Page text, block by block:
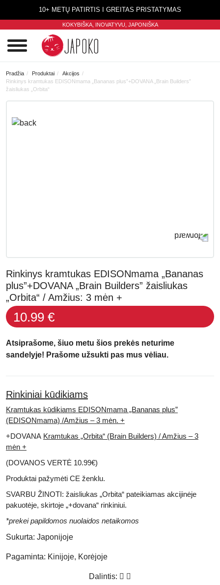
10+ METŲ PATIRTIS I GREITAS PRISTATYMAS
KOKYBIŠKA, INOVATYVU, JAPONIŠKA
Pradžia Produktai
Akcijos
Rinkinys kramtukas EDISONmama „Bananas plus”+DOVANA „Brain Builders”
žaisliukas „Orbita“
Rinkinys kramtukas EDISONmama „Bananas
plus”+DOVANA „Brain Builders” žaisliukas
„Orbita“ / Amžius: 3 mėn +
10.99 €
Atsiprašome, šiuo metu šios prekės neturime
sandelyje! Prašome užsukti pas mus vėliau.
Rinkiniai kūdikiams
Kramtukas kūdikiams EDISONmama „Bananas plus”
(EDISONmama) /Amžius – 3 mėn. +
+DOVANA Kramtukas „Orbita“ (Brain Builders) / Amžius – 3
mėn +
(DOVANOS VERTĖ 10.99€)
Produktai pažymėti CE ženklu.
SVARBU ŽINOTI: žaisliukas „Orbita“ pateikiamas akcijinėje
pakuotėje, skirtoje „+dovana“ rinkiniui.
*prekei papildomos nuolaidos netaikomos
Sukurta: Japonijoje
Pagaminta: Kinijoje, Korėjoje
Dalintis: